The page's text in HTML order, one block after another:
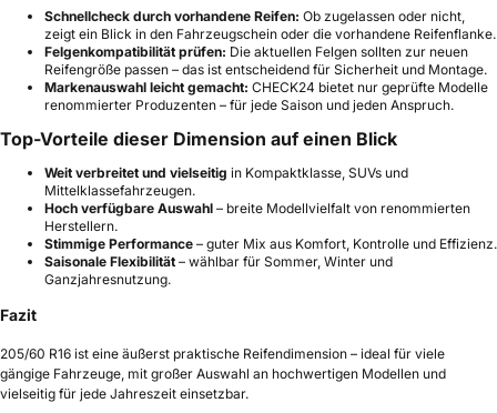
Schnellcheck durch vorhandene Reifen: Ob zugelassen oder nicht,
zeigt ein Blick in den Fahrzeugschein oder die vorhandene Reifenflanke.
Felgenkompatibilität prüfen: Die aktuellen Felgen sollten zur neuen
Reifengröße passen – das ist entscheidend für Sicherheit und Montage.
Markenauswahl leicht gemacht: CHECK24 bietet nur geprüfte Modelle
renommierter Produzenten – für jede Saison und jeden Anspruch.
Top-Vorteile dieser Dimension auf einen Blick
Weit verbreitet und vielseitig in Kompaktklasse, SUVs und
Mittelklassefahrzeugen.
Hoch verfügbare Auswahl – breite Modellvielfalt von renommierten
Herstellern.
Stimmige Performance – guter Mix aus Komfort, Kontrolle und Effizienz.
Saisonale Flexibilität – wählbar für Sommer, Winter und
Ganzjahresnutzung.
Fazit
205/60 R16 ist eine äußerst praktische Reifendimension – ideal für viele
gängige Fahrzeuge, mit großer Auswahl an hochwertigen Modellen und
vielseitig für jede Jahreszeit einsetzbar.